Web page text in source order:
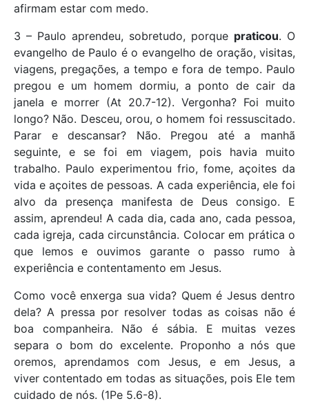
afirmam estar com medo.
3 – Paulo aprendeu, sobretudo, porque praticou. O
evangelho de Paulo é o evangelho de oração, visitas,
viagens, pregações, a tempo e fora de tempo. Paulo
pregou e um homem dormiu, a ponto de cair da
janela e morrer (At 20.7-12). Vergonha? Foi muito
longo? Não. Desceu, orou, o homem foi ressuscitado.
Parar e descansar? Não. Pregou até a manhã
seguinte, e se foi em viagem, pois havia muito
trabalho. Paulo experimentou frio, fome, açoites da
vida e açoites de pessoas. A cada experiência, ele foi
alvo da presença manifesta de Deus consigo. E
assim, aprendeu! A cada dia, cada ano, cada pessoa,
cada igreja, cada circunstância. Colocar em prática o
que lemos e ouvimos garante o passo rumo à
experiência e contentamento em Jesus.
Como você enxerga sua vida? Quem é Jesus dentro
dela? A pressa por resolver todas as coisas não é
boa companheira. Não é sábia. E muitas vezes
separa o bom do excelente. Proponho a nós que
oremos, aprendamos com Jesus, e em Jesus, a
viver contentado em todas as situações, pois Ele tem
cuidado de nós. (1Pe 5.6-8).